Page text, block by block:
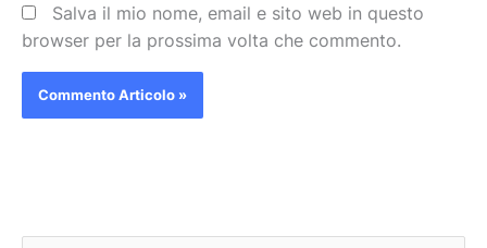
Salva il mio nome, email e sito web in questo
browser per la prossima volta che commento.